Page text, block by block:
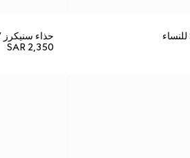
حذاء سنيكرز Gucci Tennis 1977 للنساء
SAR 2,350